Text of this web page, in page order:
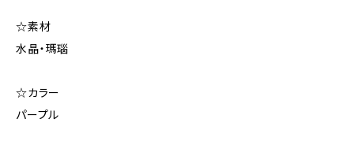
☆素材
水晶・瑪瑙
☆カラー
パープル